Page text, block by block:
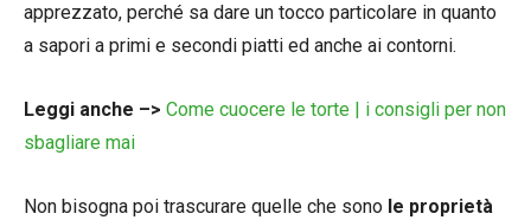
apprezzato, perché sa dare un tocco particolare in quanto
a sapori a primi e secondi piatti ed anche ai contorni.
Leggi anche –> Come cuocere le torte | i consigli per non
sbagliare mai
Non bisogna poi trascurare quelle che sono le proprietà